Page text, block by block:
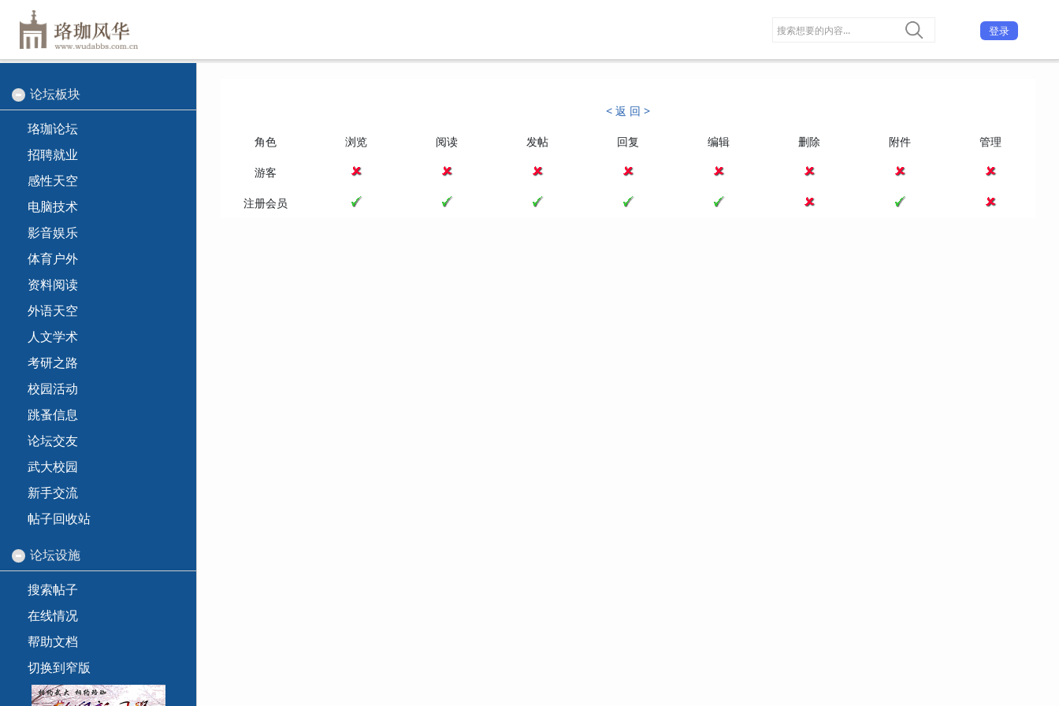
登录
论坛板块
珞珈论坛
招聘就业
感性天空
电脑技术
影音娱乐
体育户外
资料阅读
外语天空
人文学术
考研之路
校园活动
跳蚤信息
论坛交友
武大校园
新手交流
帖子回收站
论坛设施
搜索帖子
在线情况
帮助文档
切换到窄版
< 返 回 >
角色 浏览 阅读 发帖 回复 编辑 删除 附件 管理
游客
注册会员